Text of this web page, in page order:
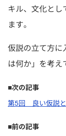
キル、文化とし
ます。
仮説の立て方に
は何か」を考え
■次の記事
第5回 良い仮説と
■前の記事